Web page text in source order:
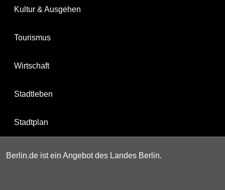
Kultur & Ausgehen
Tourismus
Wirtschaft
Stadtleben
Stadtplan
Berlin.de ist ein Angebot des Landes Berlin.